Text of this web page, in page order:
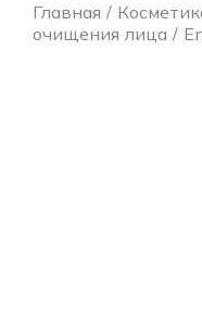
Главная
очищения лица